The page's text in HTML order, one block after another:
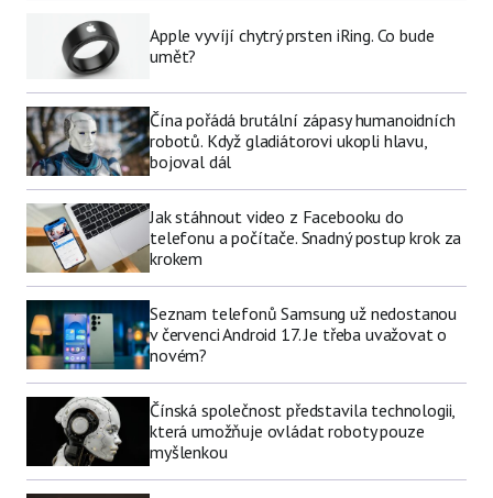
Apple vyvíjí chytrý prsten iRing. Co bude
umět?
Čína pořádá brutální zápasy humanoidních
robotů. Když gladiátorovi ukopli hlavu,
bojoval dál
Jak stáhnout video z Facebooku do
telefonu a počítače. Snadný postup krok za
krokem
Seznam telefonů Samsung už nedostanou
v červenci Android 17. Je třeba uvažovat o
novém?
Čínská společnost představila technologii,
která umožňuje ovládat roboty pouze
myšlenkou